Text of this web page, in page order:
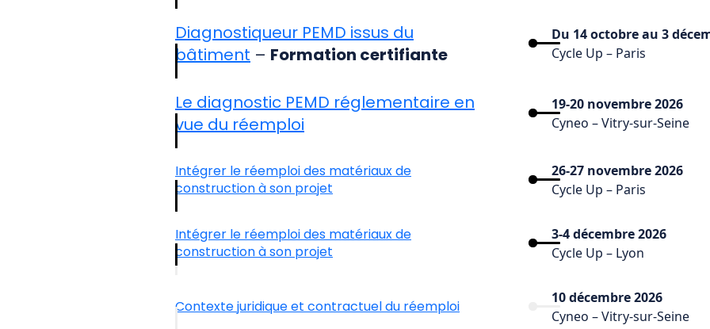
Du 14 octobre au 3
Cycle Up – Paris
Diagnostiqueur PEMD issus du
bâtiment – Formation certifiante
19-20 novembre 2026
Cyneo – Vitry-sur-Seine
Le diagnostic PEMD réglementaire en
vue du réemploi
26-27 novembre 2026
Cycle Up – Paris
Intégrer le réemploi des matériaux de
construction à son projet
3-4 décembre 2026
Cycle Up – Lyon
Intégrer le réemploi des matériaux de
construction à son projet
10 décembre 2026
Cyneo – Vitry-sur-Seine
Contexte juridique et contractuel du réemploi